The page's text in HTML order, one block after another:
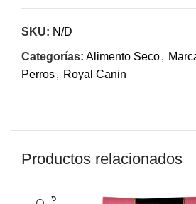
SKU: N/D
Categorías: Alimento Seco,
Perros, Royal Canin
Productos relacionados
SOLD